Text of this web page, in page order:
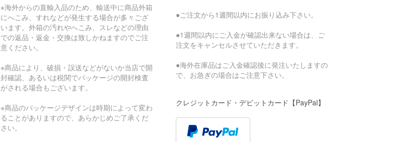
※海外からの直輸入品のため、輸送中に商品外箱
にへこみ、すれなどが発生する場合が多々ござ
います。外箱の汚れやへこみ、スレなどの理由
での返品・返金・交換は致しかねますのでご注
意ください。
※商品により、破損・誤送などがないか当店で開
封確認、あるいは税関でパッケージの開封検査
がされる場合もございます。
※商品のパッケージデザインは時期によって変わ
ることがありますので、あらかじめご了承くだ
さい。
●ご注文から1週間以内にお振り込み下さい。
●1週間以内にご入金が確認出来ない場合は、ご
注文をキャンセルさせていただきます。
●海外在庫品はご入金確認後に発注いたしますの
で、お急ぎの場合はご注意下さい。
クレジットカード・デビットカード【PayPal】